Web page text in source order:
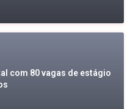
com 80 vagas de estágio